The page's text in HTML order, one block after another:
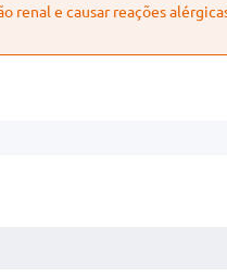
renal e causar reações